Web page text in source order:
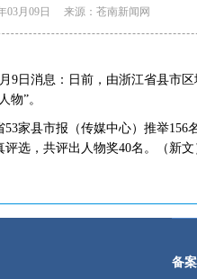
03月09日 来源：苍南新闻网
9日消息：日前，由浙江省县市
物”。
家县市报（传媒中心）推举156
选，共评出人物奖40名。（新文
备